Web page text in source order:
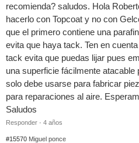
recomienda? saludos. Hola
hacerlo con Topcoat y no con
que el primero contiene una
evita que haya tack. Ten en
tack evita que puedas lijar pues
una superficie fácilmente
solo debe usarse para fabricar
para reparaciones al aire.
Saludos
Responder · 4 años
#15570 Miguel ponce